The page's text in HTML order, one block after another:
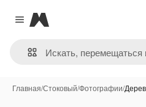
Close menu
Magnific
Главная/Стоковый/Фотографии/